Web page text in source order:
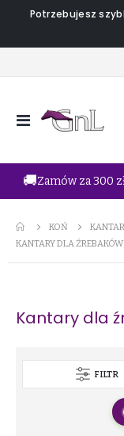
Potrzebujesz
Przełącznik
🚚Zamów za 300
KOŃ
KANTARY DLA ŹREBAKÓW
Kantary dla
FILTR